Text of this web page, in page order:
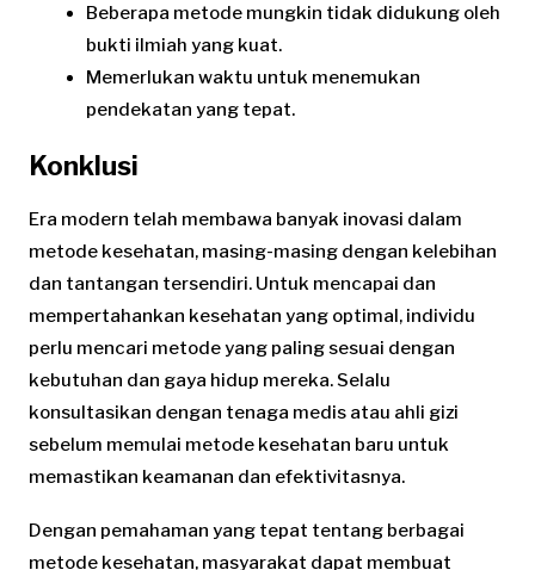
Beberapa metode mungkin tidak didukung oleh
bukti ilmiah yang kuat.
Memerlukan waktu untuk menemukan
pendekatan yang tepat.
Konklusi
Era modern telah membawa banyak inovasi dalam
metode kesehatan, masing-masing dengan kelebihan
dan tantangan tersendiri. Untuk mencapai dan
mempertahankan kesehatan yang optimal, individu
perlu mencari metode yang paling sesuai dengan
kebutuhan dan gaya hidup mereka. Selalu
konsultasikan dengan tenaga medis atau ahli gizi
sebelum memulai metode kesehatan baru untuk
memastikan keamanan dan efektivitasnya.
Dengan pemahaman yang tepat tentang berbagai
metode kesehatan, masyarakat dapat membuat